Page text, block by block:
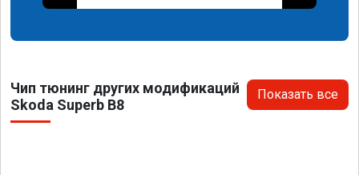
Чип тюнинг других модификаций
Skoda Superb B8
Показать все